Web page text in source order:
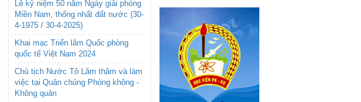
Lễ kỷ niệm 50 năm Ngày giải phóng
Miền Nam, thống nhất đất nước (30-
4-1975 / 30-4-2025)
Khai mạc Triển lãm Quốc phòng
quốc tế Việt Nam 2024
Chủ tịch Nước Tô Lâm thăm và làm
việc tại Quân chủng Phòng không -
Không quân